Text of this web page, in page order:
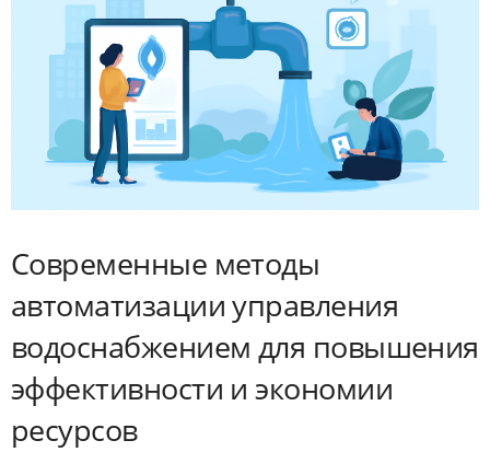
Современные методы
автоматизации управления
водоснабжением для повышения
эффективности и экономии
ресурсов